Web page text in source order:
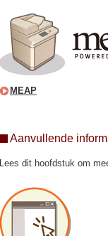
MEAP
Aanvullende
Lees dit hoofdstuk om